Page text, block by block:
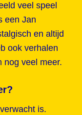
veel speel
een Jan
en altijd
ook verhalen
nog veel meer.
is.